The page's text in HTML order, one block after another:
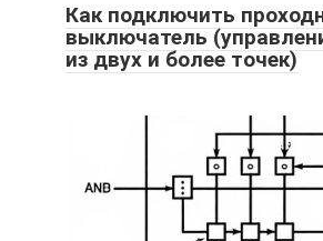
Как подключить
выключатель
из двух и более точек)